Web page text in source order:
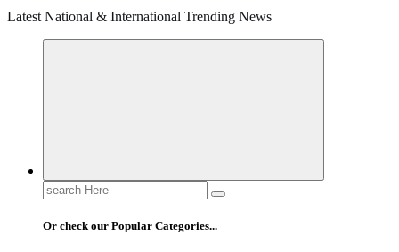
Latest National & International Trending News
Search
for:
Or check our Popular Categories...